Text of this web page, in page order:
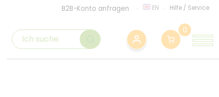
B2B-Konto anfragen EN Hilfe / Service
0